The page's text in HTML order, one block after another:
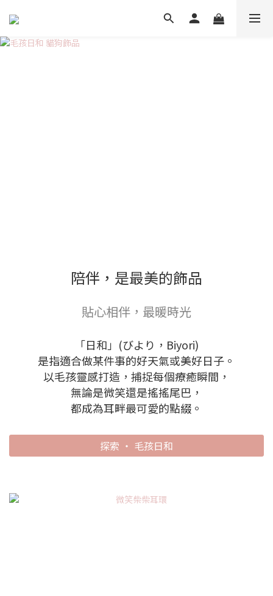
陪伴，是最美的飾品
貼心相伴，最暖時光
「日和」(びより，Biyori)
是指適合做某件事的好天氣或美好日子。
以毛孩靈感打造，捕捉每個療癒瞬間，
無論是微笑還是搖搖尾巴，
都成為耳畔最可愛的點綴。
探索 ‧ 毛孩日和